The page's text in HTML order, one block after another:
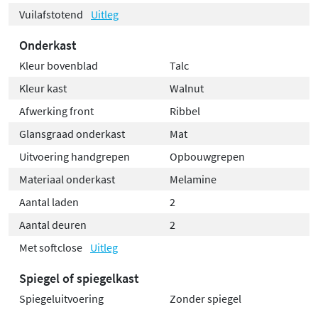
Vuilafstotend
Uitleg
Onderkast
Kleur bovenblad
Talc
Kleur kast
Walnut
Afwerking front
Ribbel
Glansgraad onderkast
Mat
Uitvoering handgrepen
Opbouwgrepen
Materiaal onderkast
Melamine
Aantal laden
2
Aantal deuren
2
Met softclose Uitleg
Spiegel of spiegelkast
Spiegeluitvoering Zonder spiegel